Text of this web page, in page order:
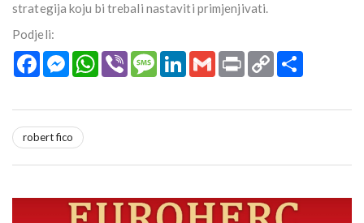
strategija koju bi trebali nastaviti primjenjivati.
Podjeli:
FacebookMessengerWhatsApp
Viber MessageLinkedInGmail Print Copy
Link
robert fico